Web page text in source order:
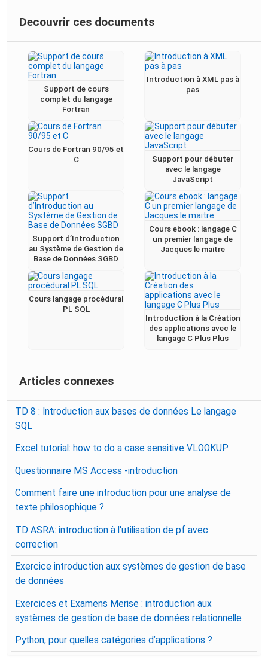
Decouvrir ces documents
Support de cours
complet du langage
Fortran
Introduction à XML pas à
pas
Cours de Fortran 90/95 et
C
Support pour débuter
avec le langage
JavaScript
Support d’Introduction
au Système de Gestion de
Base de Données SGBD
Cours ebook : langage C
un premier langage de
Jacques le maitre
Cours langage procédural
PL SQL
Introduction à la Création
des applications avec le
langage C Plus Plus
Articles connexes
TD 8 : Introduction aux bases de données Le langage
SQL
Excel tutorial: how to do a case sensitive VLOOKUP
Questionnaire MS Access -introduction
Comment faire une introduction pour une analyse de
texte philosophique ?
TD ASRA: introduction à l'utilisation de pf avec
correction
Exercice introduction aux systèmes de gestion de base
de données
Exercices et Examens Merise : introduction aux
systèmes de gestion de base de données relationnelle
Python, pour quelles catégories d’applications ?